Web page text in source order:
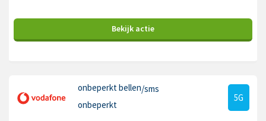
Bekijk actie
onbeperkt bellen/sms
onbeperkt
5G